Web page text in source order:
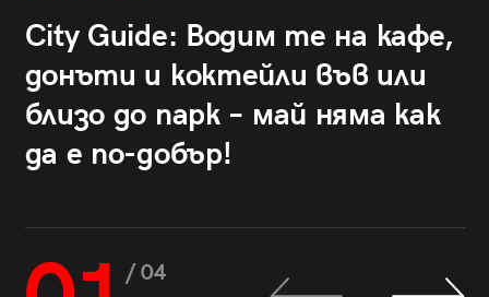
City Guide: Водим те на кафе,
донъти и коктейли във или
близо до парк – май няма как
да е по-добър!
/ 04